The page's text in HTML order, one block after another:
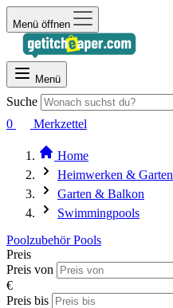
Menü öffnen
Menü
Suche
0
Merkzettel
Home
Heimwerken & Garten
Garten & Balkon
Swimmingpools
PoolzubehörPools
Preis
Preis von
€
Preis bis